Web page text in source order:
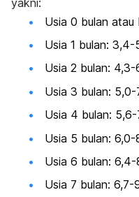
Usia 0 bulan atau
Usia 1 bulan: 3,4-
Usia 2 bulan: 4,3-
Usia 3 bulan: 5,0-
Usia 4 bulan: 5,6-
Usia 5 bulan:
Usia 6 bulan:
Usia 7 bulan: 6,7-